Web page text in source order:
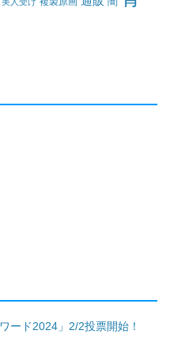
ード2024」2/2投票開始！